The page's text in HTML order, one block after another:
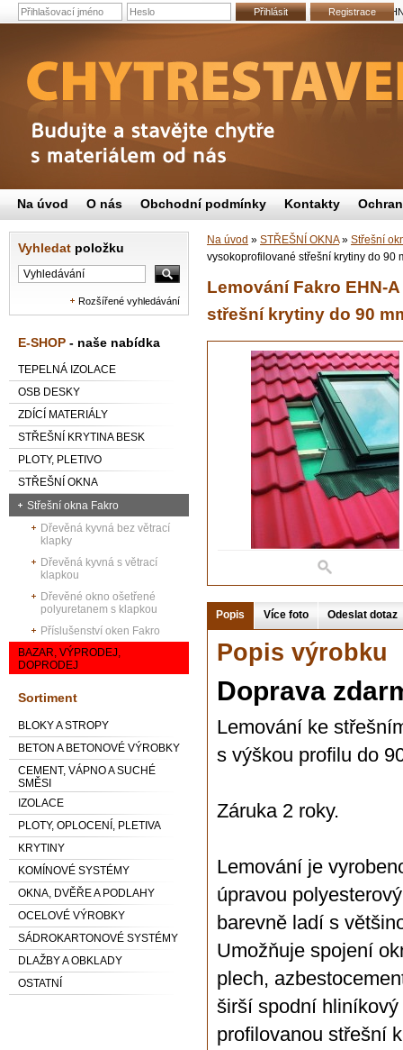
Lemování Fakro
Přihlásit Registrace
Vyhledat položku
Rozšířené vyhledávání
E-SHOP - naše nabídka
TEPELNÁ IZOLACE
OSB DESKY
ZDÍCÍ MATERIÁLY
STŘEŠNÍ KRYTINA BESK
PLOTY, PLETIVO
STŘEŠNÍ OKNA
Střešní okna Fakro
Dřevěná kyvná bez větrací
klapky
Dřevěná kyvná s větrací
klapkou
Dřevěné okno ošetřené
polyuretanem s klapkou
Příslušenství oken Fakro
BAZAR, VÝPRODEJ,
DOPRODEJ
Sortiment
BLOKY A STROPY
BETON A BETONOVÉ VÝROBKY
CEMENT, VÁPNO A SUCHÉ
SMĚSI
IZOLACE
PLOTY, OPLOCENÍ, PLETIVA
KRYTINY
KOMÍNOVÉ SYSTÉMY
OKNA, DVĚŘE A PODLAHY
OCELOVÉ VÝROBKY
SÁDROKARTONOVÉ SYSTÉMY
DLAŽBY A OBKLADY
OSTATNÍ
Na úvod » STŘEŠNÍ OKNA » Střešní
vysokoprofilované střešní krytiny do 90
Lemování Fakro EHN-
střešní krytiny do 90
Popis Více foto Odeslat dotaz
Popis výrobku
Doprava
Lemování ke
s výškou profilu do
Záruka 2 roky.
Lemování je
úpravou
barevně ladí s
Umožňuje spojení
plech,
širší spodní
profilovanou střešní
Na úvod O nás Obchodní podmínky Kontakty